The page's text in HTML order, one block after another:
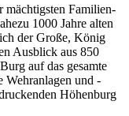
mächtigsten Familien-
1000 Jahre alten
der Große, König
Ausblick aus 850
auf das gesamte
Wehranlagen und -
Höhenburg